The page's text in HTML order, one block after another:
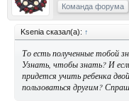
Команда форума
Ksenia сказал(а): ↑
То есть полученные тобой
Узнать, чтобы знать? И
придется учить ребенка
пользоваться другим?